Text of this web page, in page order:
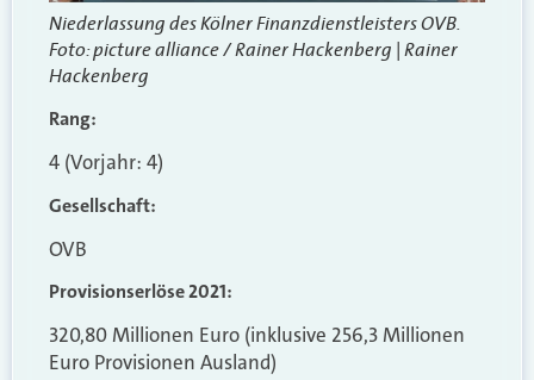
Niederlassung des Kölner Finanzdienstleisters OVB.
Foto:picture alliance / Rainer Hackenberg | Rainer
Hackenberg
Rang:
4 (Vorjahr: 4)
Gesellschaft:
OVB
Provisionserlöse 2021:
320,80 Millionen Euro (inklusive 256,3 Millionen
Euro Provisionen Ausland)